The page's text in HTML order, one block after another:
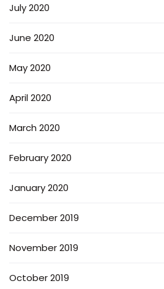
July 2020
June 2020
May 2020
April 2020
March 2020
February 2020
January 2020
December 2019
November 2019
October 2019